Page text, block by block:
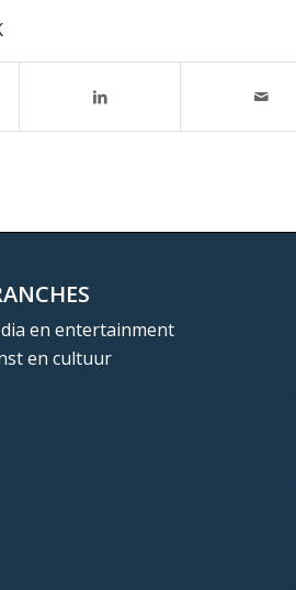
en entertainment
en cultuur